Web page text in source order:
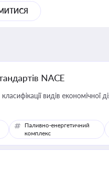
NACE
видів економічної
Паливно-енергетичний
комплекс